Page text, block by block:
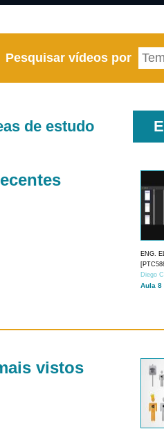
Pesquisar vídeos por
de estudo
ENG.
Diego
Aula 8
vistos